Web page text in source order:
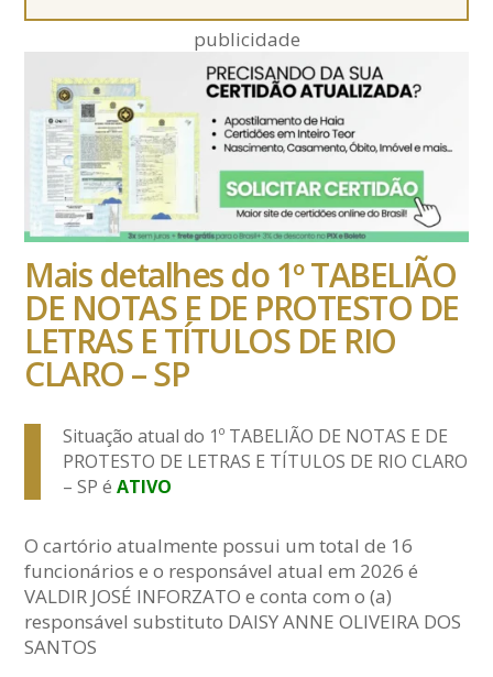
publicidade
Mais detalhes do 1º TABELIÃO
DE NOTAS E DE PROTESTO DE
LETRAS E TÍTULOS DE RIO
CLARO – SP
Situação atual do 1º TABELIÃO DE NOTAS E DE
PROTESTO DE LETRAS E TÍTULOS DE RIO CLARO
– SP éATIVO
O cartório atualmente possui um total de 16
funcionários e o responsável atual em 2026 é
VALDIR JOSÉ INFORZATO e conta com o (a)
responsável substituto DAISY ANNE OLIVEIRA DOS
SANTOS